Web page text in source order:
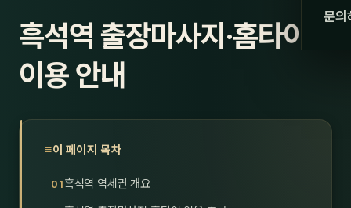
강원
충북
문의
흑석역 출장마사지·홈타이
이용 안내
이 페이지 목차
흑석역 역세권 개요